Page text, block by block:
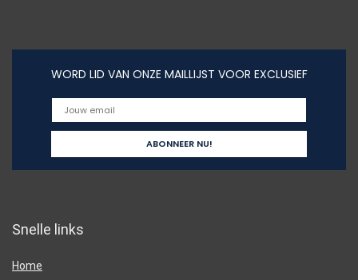
WORD LID VAN ONZE MAILLIJST VOOR EXCLUSIEF
Snelle links
Home